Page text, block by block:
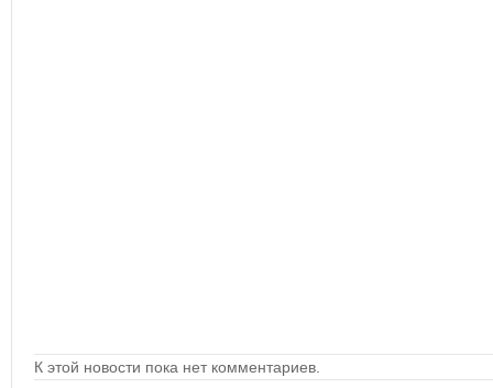
К этой новости пока нет комментариев.